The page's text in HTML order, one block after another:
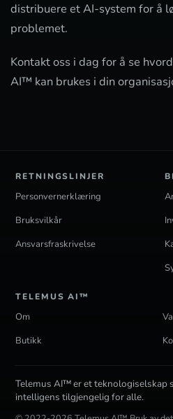
distribuere et AI-system for å
problemet.
Kontakt oss i dag for å se
AI™ kan brukes i din
Telemus AI™ er et teknologiselskap
intelligens tilgjengelig for alle.
RETNINGSLINJER
Personvernerklæring
Bruksvilkår
Ansvarsfraskrivelse
TELEMUS AI™
Om
Butikk